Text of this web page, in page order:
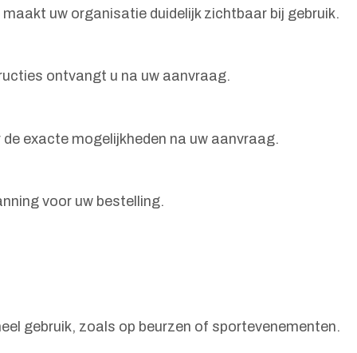
uw organisatie duidelijk zichtbaar bij gebruik.
ontvangt u na uw aanvraag.
exacte mogelijkheden na uw aanvraag.
voor uw bestelling.
gebruik, zoals op beurzen of sportevenementen.